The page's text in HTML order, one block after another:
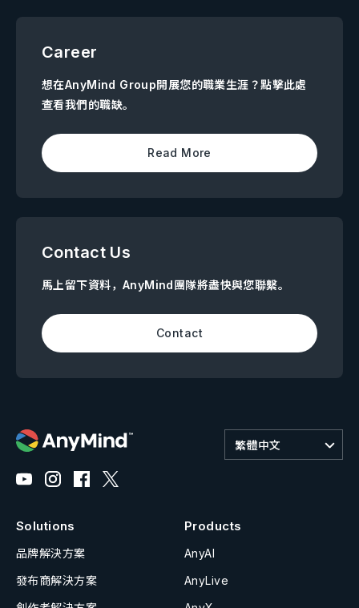
Career
想在AnyMind Group開展您的職業生涯？點擊此處
查看我們的職缺。
Read More
Contact Us
馬上留下資料，AnyMind團隊將盡快與您聯繫。
Contact
繁體中文
Solutions
品牌解決方案
發布商解決方案
Products
AnyAI
AnyLive